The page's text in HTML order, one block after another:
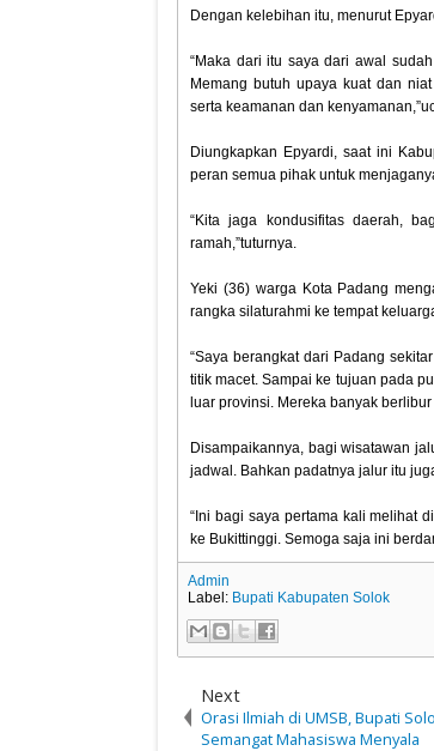
Dengan kelebihan itu, menurut
“Maka dari itu saya dari awal
Memang butuh upaya kuat dan
serta keamanan dan
Diungkapkan Epyardi, saat ini
peran semua pihak untuk
“Kita jaga kondusifitas daerah,
ramah,”tuturnya.
Yeki (36) warga Kota Padang
rangka silaturahmi ke tempat
“Saya berangkat dari Padang
titik macet. Sampai ke tujuan pada
luar provinsi. Mereka banyak
Disampaikannya, bagi wisatawan
jadwal. Bahkan padatnya jalur itu
“Ini bagi saya pertama kali melihat
ke Bukittinggi. Semoga saja ini
Admin
Label: Bupati Kabupaten Solok
Next
Orasi Ilmiah di UMSB, Bupati
Semangat Mahasiswa Menyala